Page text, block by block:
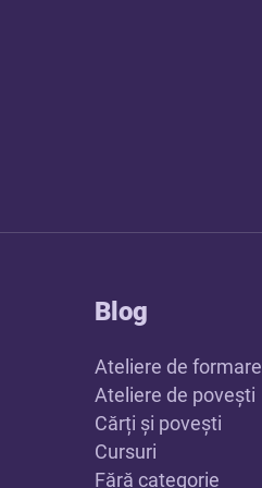
Blog
Ateliere de formare
Ateliere de povești
Cărți și povești
Cursuri
Fără categorie